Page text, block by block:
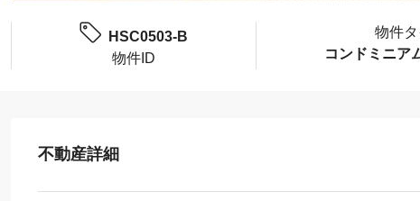
HSC0503-B
物件ID
物件
コンドミニア
不動産詳細